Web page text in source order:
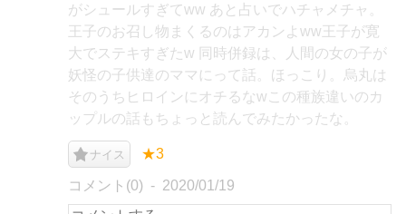
がシュールすぎてww あと占いでハチャメチャ。
王子のお召し物まくるのはアカンよww王子が寛
大でステキすぎたw 同時併録は、人間の女の子が
妖怪の子供達のママにって話。ほっこり。烏丸は
そのうちヒロインにオチるなwこの種族違いのカ
ップルの話もちょっと読んでみたかったな。
ナイス ★3
コメント(0) 2020/01/19